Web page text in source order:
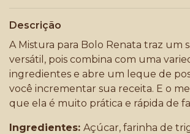
Descrição
A Mistura para Bolo Renata traz um
versátil, pois combina com uma
ingredientes e abre um leque de
você incrementar sua receita. E o
que ela é muito prática e rápida de
Ingredientes: Açúcar, farinha de